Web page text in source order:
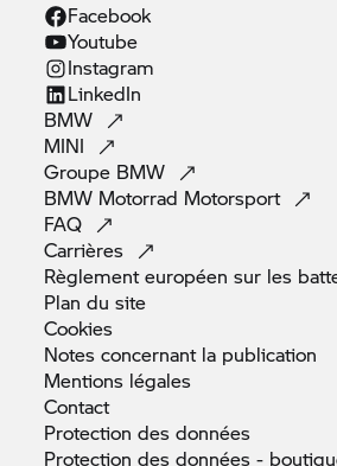
Facebook
Youtube
Instagram
LinkedIn
BMW
MINI
Groupe BMW
BMW Motorrad Motorsport
FAQ
Carrières
Règlement européen sur les
Plan dusite
Cookies
Notes concernant la publication
Mentions légales
Contact
Protection desdonnées
Protection des données -